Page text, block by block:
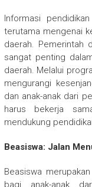
Informasi
terutama mengenai
daerah. Pemerintah
sangat penting
daerah. Melalui
mengurangi
dan anak-anak dari
harus bekerja
mendukung
Beasiswa: Jalan
Beasiswa
bagi anak-anak